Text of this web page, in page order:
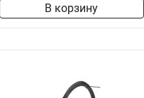
В корзину